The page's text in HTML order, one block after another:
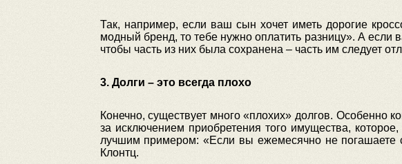
Так, например, если ваш сын хочет иметь дорогие
модный бренд, то тебе нужно оплатить разницу». А если
чтобы часть из них была сохранена – часть им следует
3. Долги – это всегда плохо
Конечно, существует много «плохих» долгов. Особенно
за исключением приобретения того имущества,
лучшим примером: «Если вы ежемесячно не погашаете
Клонтц.